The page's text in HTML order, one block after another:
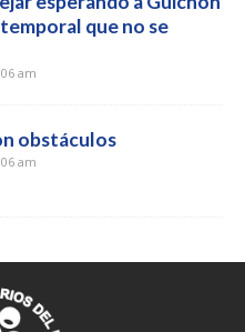
que no se
am
obstáculos
am